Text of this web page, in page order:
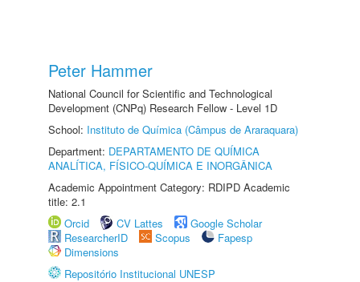
Peter Hammer
National Council for Scientific and Technological
Development (CNPq) Research Fellow - Level 1D
School: Instituto de Química (Câmpus de Araraquara)
Department: DEPARTAMENTO DE QUÍMICA
ANALÍTICA, FÍSICO-QUÍMICA E INORGÂNICA
Academic Appointment Category: RDIPD Academic
title: 2.1
Orcid
CV Lattes
Google Scholar
ResearcherID
Scopus
Fapesp
Dimensions
Repositório Institucional UNESP